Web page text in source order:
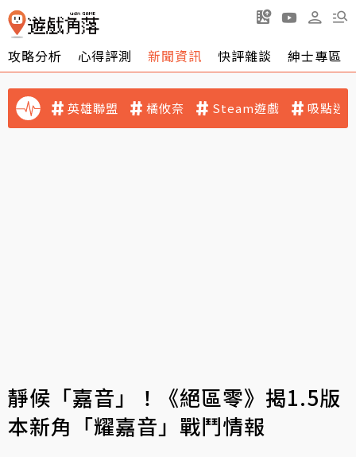
攻略分析 心得評測 新聞資訊 快評雜談 紳士專區
英雄聯盟 橘攸奈 Steam遊戲 吸點迷
靜候「嘉音」！《絕區零》揭1.5版
本新角「耀嘉音」戰鬥情報